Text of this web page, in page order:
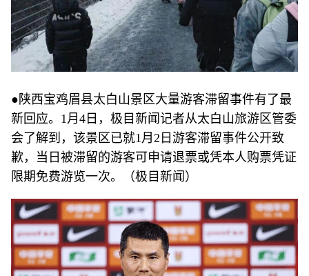
●陕西宝鸡眉县太白山景区大量游客滞留事件有了最
新回应。1月4日，极目新闻记者从太白山旅游区管委
会了解到，该景区已就1月2日游客滞留事件公开致
歉，当日被滞留的游客可申请退票或凭本人购票凭证
限期免费游览一次。（极目新闻）